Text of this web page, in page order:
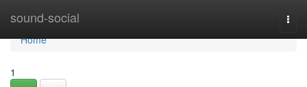
sound-social
Home
Home
1